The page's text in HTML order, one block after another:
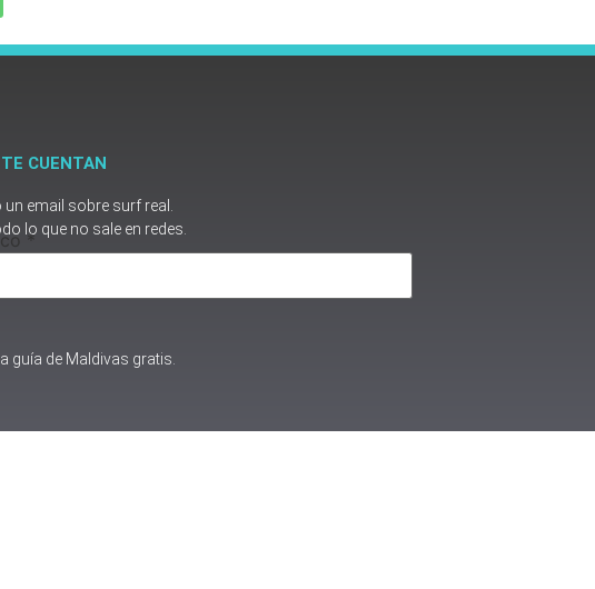
CUENTAN
email sobre surf real.
lo que no sale en redes.
*
guía de Maldivas gratis.